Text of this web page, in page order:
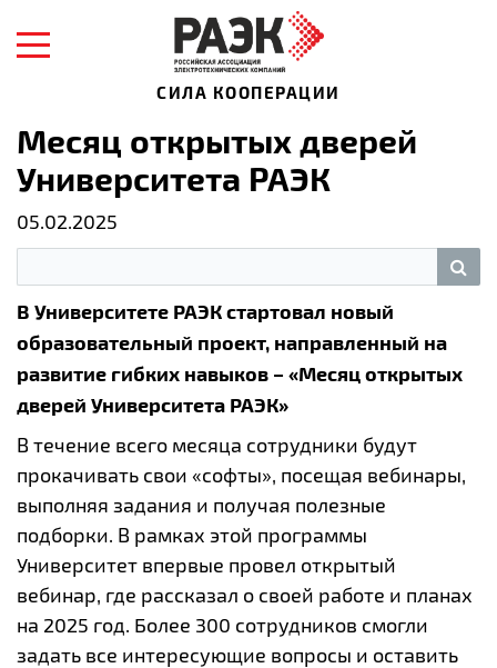
СИЛА КООПЕРАЦИИ
Ме­сяц от­кры­тых две­рей
Уни­вер­си­те­та РАЭК
05.02.2025
В Университете РАЭК стартовал новый
образовательный проект, направленный на
развитие гибких навыков – «Месяц открытых
дверей Университета РАЭК»
В течение всего месяца сотрудники будут
прокачивать свои «софты», посещая вебинары,
выполняя задания и получая полезные
подборки. В рамках этой программы
Университет впервые провел открытый
вебинар, где рассказал о своей работе и планах
на 2025 год. Более 300 сотрудников смогли
задать все интересующие вопросы и оставить